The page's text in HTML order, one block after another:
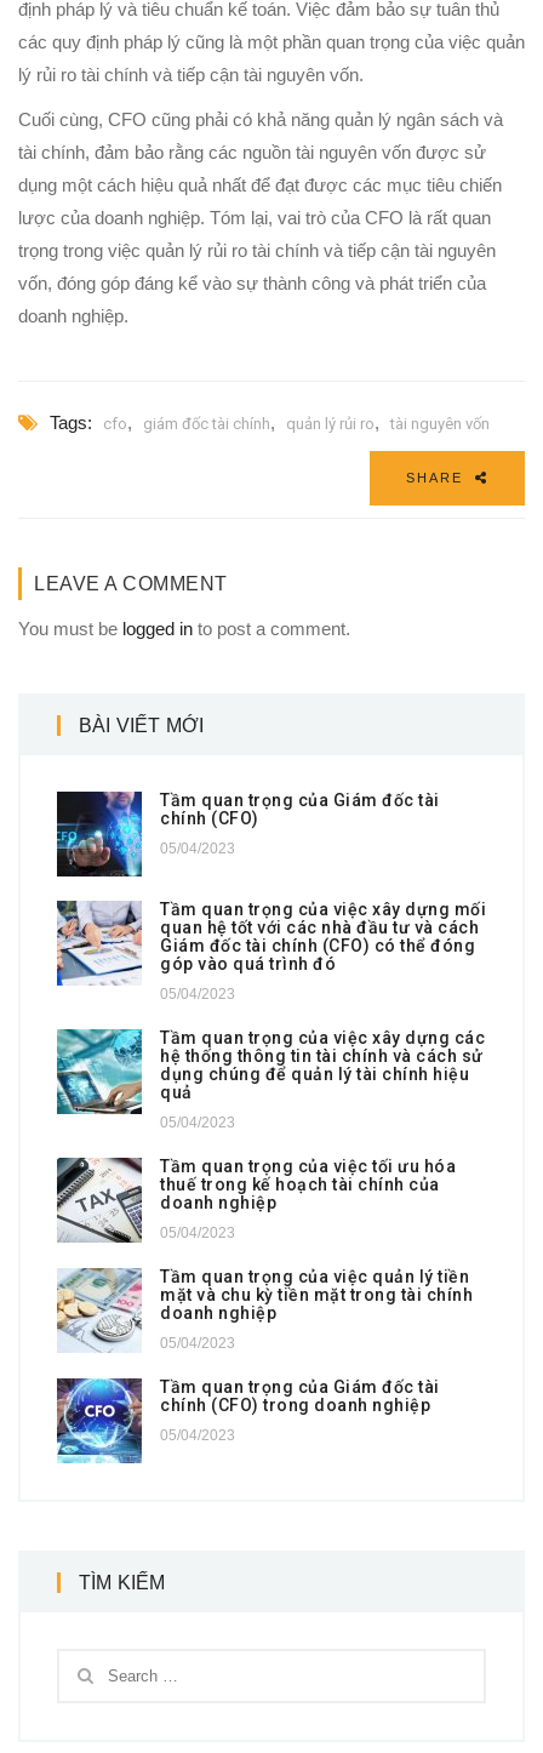
định pháp lý và tiêu chuẩn kế toán. Việc đảm bảo sự tuân thủ
các quy định pháp lý cũng là một phần quan trọng của việc quản
lý rủi ro tài chính và tiếp cận tài nguyên vốn.
Cuối cùng, CFO cũng phải có khả năng quản lý ngân sách và
tài chính, đảm bảo rằng các nguồn tài nguyên vốn được sử
dụng một cách hiệu quả nhất để đạt được các mục tiêu chiến
lược của doanh nghiệp. Tóm lại, vai trò của CFO là rất quan
trọng trong việc quản lý rủi ro tài chính và tiếp cận tài nguyên
vốn, đóng góp đáng kể vào sự thành công và phát triển của
doanh nghiệp.
Tags: cfo, giám đốc tài chính, quản lý rủi ro, tài nguyên vốn
SHARE
LEAVE A COMMENT
You must be logged in to post a comment.
BÀI VIẾT MỚI
Tầm quan trọng của Giám đốc tài
chính (CFO)
05/04/2023
Tầm quan trọng của việc xây dựng mối
quan hệ tốt với các nhà đầu tư và cách
Giám đốc tài chính (CFO) có thể đóng
góp vào quá trình đó
05/04/2023
Tầm quan trọng của việc xây dựng các
hệ thống thông tin tài chính và cách sử
dụng chúng để quản lý tài chính hiệu
quả
05/04/2023
Tầm quan trọng của việc tối ưu hóa
thuế trong kế hoạch tài chính của
doanh nghiệp
05/04/2023
Tầm quan trọng của việc quản lý tiền
mặt và chu kỳ tiền mặt trong tài chính
doanh nghiệp
05/04/2023
Tầm quan trọng của Giám đốc tài
chính (CFO) trong doanh nghiệp
05/04/2023
TÌM KIẾM